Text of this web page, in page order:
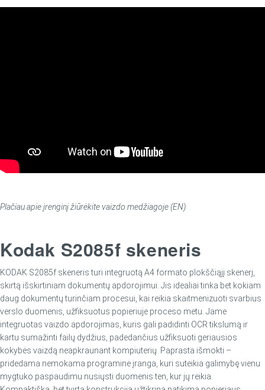
Plačiau apie įrenginį žiūrėkite vaizdo medžiagoje (EN)
Kodak S2085f skeneris
KODAK S2085f skeneris turi integruotą A4 formato plokščiąjį skenerį,
skirtą išskirtiniam dokumentų apdorojimui. Jis idealiai tinka bet kokiam
daug dokumentų turinčiam procesui, kai reikia skaitmenizuoti svarbius
verslo duomenis, užfiksuotus popieriuje proceso metu. Jame
integruotas vaizdo apdorojimas, kuris gali padidinti OCR tikslumą ir
kartu sumažinti failų dydžius, padedančius užfiksuoti geriausios
kokybės vaizdą neapkraunant kompiuterių. Paprasta išmokti –
pridedama nemokama programinė įranga, kuri suteikia galimybę vienu
mygtuko paspaudimu nusiųsti duomenis ten, kur jų reikia.